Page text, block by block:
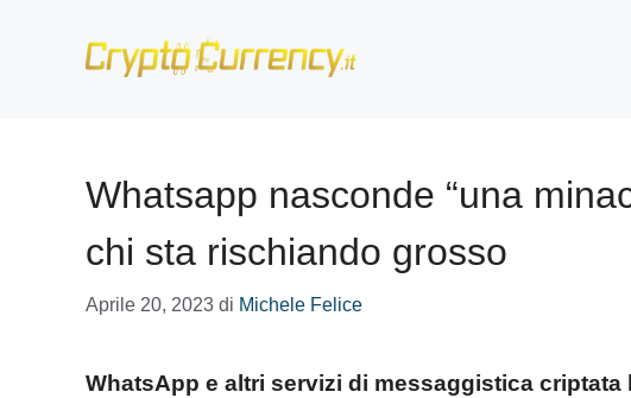
Whatsapp nasconde “una
chi sta rischiando grosso
Aprile 20, 2023 di Michele Felice
WhatsApp e altri servizi di messaggistica criptata